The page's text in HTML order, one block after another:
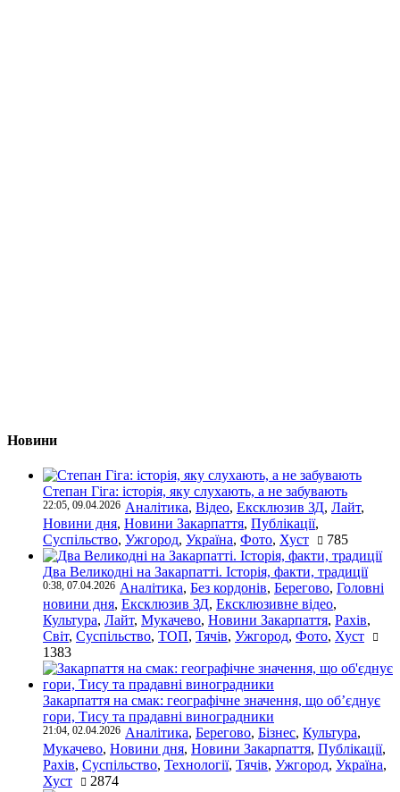
Новини
Степан Гіга: історія, яку слухають, а не забувають
22:05, 09.04.2026 Аналітика, Відео, Ексклюзив ЗД, Лайт,
Новини дня, Новини Закарпаття, Публікації,
Суспільство, Ужгород, Україна, Фото, Хуст 785
Два Великодні на Закарпатті. Історія, факти, традиції
0:38, 07.04.2026 Аналітика, Без кордонів, Берегово, Головні
новини дня, Ексклюзив ЗД, Ексклюзивне відео,
Культура, Лайт, Мукачево, Новини Закарпаття, Рахів,
Світ, Суспільство, ТОП, Тячів, Ужгород, Фото, Хуст
1383
Закарпаття на смак: географічне значення, що об’єднує
гори, Тису та прадавні виноградники
21:04, 02.04.2026 Аналітика, Берегово, Бізнес, Культура,
Мукачево, Новини дня, Новини Закарпаття, Публікації,
Рахів, Суспільство, Технології, Тячів, Ужгород, Україна,
Хуст
2874